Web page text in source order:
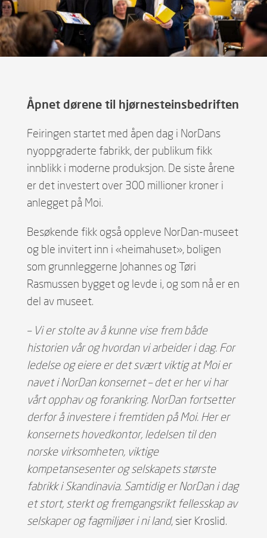
Åpnet dørene til hjørnesteinsbedriften
Feiringen startet med åpen dag i NorDans
nyoppgraderte fabrikk, der publikum fikk
innblikk i moderne produksjon. De siste årene
er det investert over 300 millioner kroner i
anlegget på Moi.
Besøkende fikk også oppleve NorDan-museet
og ble invitert inn i «heimahuset», boligen
som grunnleggerne Johannes og Tøri
Rasmussen bygget og levde i, og som nå er en
del av museet.
– Vi er stolte av å kunne vise frem både
historien vår og hvordan vi arbeider i dag. For
ledelse og eiere er det svært viktig at Moi er
navet i NorDan konsernet – det er her vi har
vårt opphav og forankring. NorDan fortsetter
derfor å investere i fremtiden på Moi. Her er
konsernets hovedkontor, ledelsen til den
norske virksomheten, viktige
kompetansesenter og selskapets største
fabrikk i Skandinavia. Samtidig er NorDan i dag
et stort, sterkt og fremgangsrikt fellesskap av
selskaper og fagmiljøer i ni land, sier Kroslid.